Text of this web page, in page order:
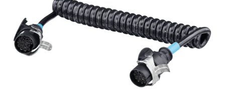
PÅBYGG OG CHASSIS
SIKKERHET